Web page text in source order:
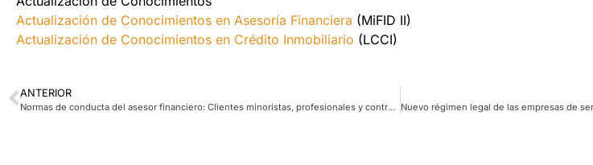
Actualización de Conocimientos en Asesoría Financiera (MiFID II)
Actualización de Conocimientos en Crédito Inmobiliario (LCCI)
ANTERIOR
Normas de conducta del asesor financiero: Clientes minoristas, profesionales y contrapartes elegibles